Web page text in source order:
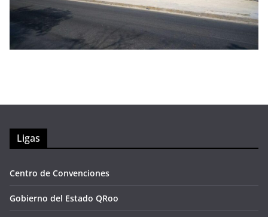
Ligas
Centro de Convenciones
Gobierno del Estado QRoo